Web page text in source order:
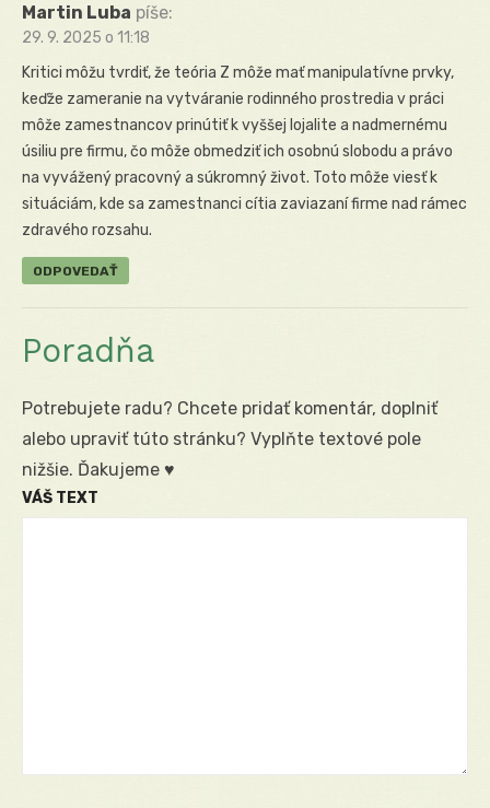
Martin Luba píše:
29. 9. 2025 o 11:18
Kritici môžu tvrdiť, že teória Z môže mať manipulatívne prvky,
keďže zameranie na vytváranie rodinného prostredia v práci
môže zamestnancov prinútiť k vyššej lojalite a nadmernému
úsiliu pre firmu, čo môže obmedziť ich osobnú slobodu a právo
na vyvážený pracovný a súkromný život. Toto môže viesť k
situáciám, kde sa zamestnanci cítia zaviazaní firme nad rámec
zdravého rozsahu.
ODPOVEDAŤ
Poradňa
Potrebujete radu? Chcete pridať komentár, doplniť
alebo upraviť túto stránku? Vyplňte textové pole
nižšie. Ďakujeme ♥
VÁŠ TEXT